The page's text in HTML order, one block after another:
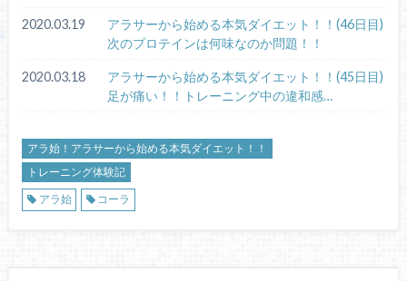
2020.03.19
アラサーから始める本気ダイエット！！(46日目)
次のプロテインは何味なのか問題！！
2020.03.18
アラサーから始める本気ダイエット！！(45日目)
足が痛い！！トレーニング中の違和感…
アラ始！アラサーから始める本気ダイエット！！
トレーニング体験記
アラ始
コーラ